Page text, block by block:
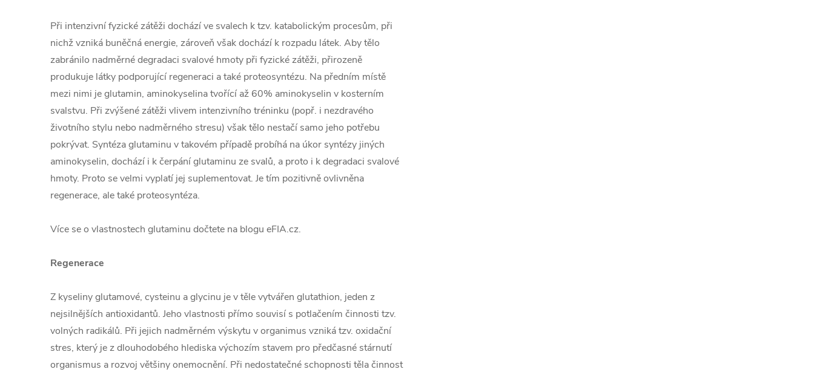
Při intenzivní fyzické zátěži dochází ve svalech k tzv. katabolickým procesům, při
nichž vzniká buněčná energie, zároveň však dochází k rozpadu látek. Aby tělo
zabránilo nadměrné degradaci svalové hmoty při fyzické zátěži, přirozeně
produkuje látky podporující regeneraci a také proteosyntézu. Na předním místě
mezi nimi je glutamin, aminokyselina tvořící až 60% aminokyselin v kosterním
svalstvu. Při zvýšené zátěži vlivem intenzivního tréninku (popř. i nezdravého
životního stylu nebo nadměrného stresu) však tělo nestačí samo jeho potřebu
pokrývat. Syntéza glutaminu v takovém případě probíhá na úkor syntézy jiných
aminokyselin, dochází i k čerpání glutaminu ze svalů, a proto i k degradaci svalové
hmoty. Proto se velmi vyplatí jej suplementovat. Je tím pozitivně ovlivněna
regenerace, ale také proteosyntéza.
Více se o vlastnostech glutaminu dočtete na blogu eFIA.cz.
Regenerace
Z kyseliny glutamové, cysteinu a glycinu je v těle vytvářen glutathion, jeden z
nejsilnějších antioxidantů. Jeho vlastnosti přímo souvisí s potlačením činnosti tzv.
volných radikálů. Při jejich nadměrném výskytu v organimus vzniká tzv. oxidační
stres, který je z dlouhodobého hlediska výchozím stavem pro předčasné stárnutí
organismus a rozvoj většiny onemocnění. Při nedostatečné schopnosti těla činnost